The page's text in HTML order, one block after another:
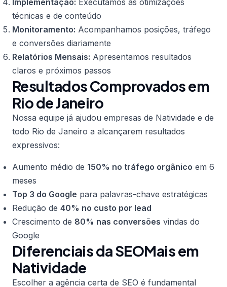
Implementação: Executamos as otimizações
técnicas e de conteúdo
Monitoramento: Acompanhamos posições, tráfego
e conversões diariamente
Relatórios Mensais: Apresentamos resultados
claros e próximos passos
Resultados Comprovados em
Rio de Janeiro
Nossa equipe já ajudou empresas de Natividade e de
todo Rio de Janeiro a alcançarem resultados
expressivos:
Aumento médio de 150% no tráfego orgânico em 6
meses
Top 3 do Google para palavras-chave estratégicas
Redução de 40% no custo por lead
Crescimento de 80% nas conversões vindas do
Google
Diferenciais da SEOMais em
Natividade
Escolher a agência certa de SEO é fundamental